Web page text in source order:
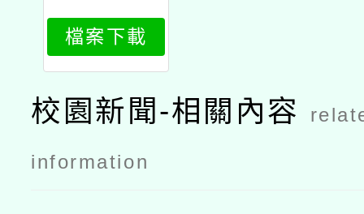
堂」活動實
施計畫
檔案下載
校園新聞-相關內容
information